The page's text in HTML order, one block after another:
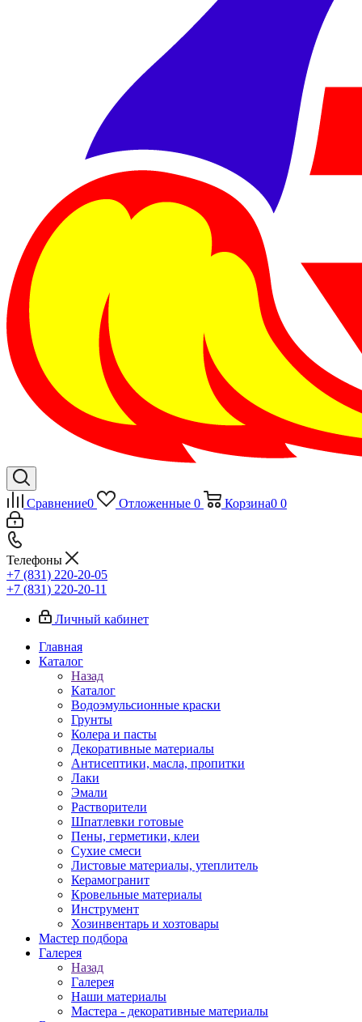
Сравнение0 Отложенные 0 Корзина0 0
Телефоны
+7 (831) 220-20-05
+7 (831) 220-20-11
Личный кабинет
Главная
Каталог
Назад
Каталог
Водоэмульсионные краски
Грунты
Колера и пасты
Декоративные материалы
Антисептики, масла, пропитки
Лаки
Эмали
Растворители
Шпатлевки готовые
Пены, герметики, клеи
Сухие смеси
Листовые материалы, утеплитель
Керамогранит
Кровельные материалы
Инструмент
Хозинвентарь и хозтовары
Мастер подбора
Галерея
Назад
Галерея
Наши материалы
Мастера - декоративные материалы